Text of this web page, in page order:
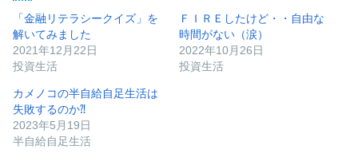
「金融リテラシークイズ」を
解いてみました
2021年12月22日
投資生活
ＦＩＲＥしたけど・・自由な
時間がない（涙）
2022年10月26日
投資生活
カメノコの半自給自足生活は
失敗するのか⁈
2023年5月19日
半自給自足生活